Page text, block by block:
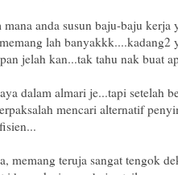
anda susun baju-baju kerja
lah banyakkk....kadang2
jelah kan...tak tahu nak buat
dalam almari je...tapi setelah
mencari alternatif
memang teruja sangat tengok